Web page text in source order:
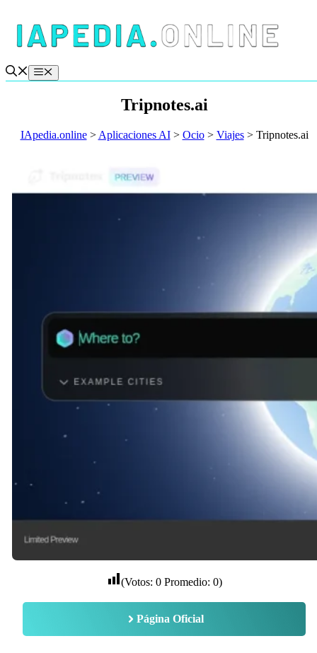
contenido
Menú
Tripnotes.ai
IApedia.online> Aplicaciones AI> Ocio> Viajes> Tripnotes.ai
(Votos: 0Promedio: 0)
Página Oficial